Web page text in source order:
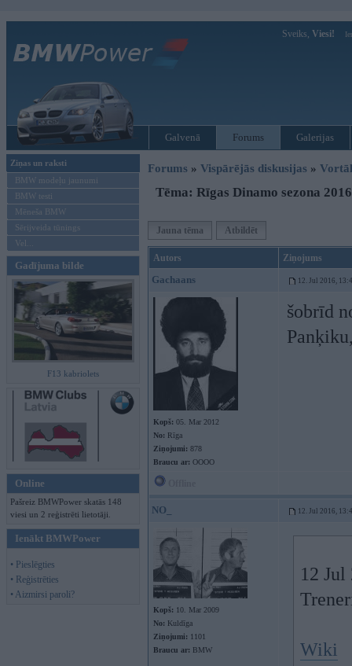
Sveiks, Viesi!
Galvenā Forums Galerijas
Ziņas un raksti
BMW modeļu jaunumi
BMW testi
Mēneša BMW
Sērijveida tūnings
Vel...
Gadījuma bilde
F13 kabriolets
Online
Pašreiz BMWPower skatās 148
viesi un 2 reģistrēti lietotāji.
Ienākt BMWPower
• Pieslēgties
• Reģistrēties
• Aizmirsi paroli?
Forums » Vispārējās diskusijas »
Tēma: Rīgas Dinamo sezona
Jauna tēma Atbildēt
Autors Ziņojums
Gachaans 12. Jul 2016,
Kopš: 05. Mar 2012
No: Rīga
Ziņojumi: 878
Braucu ar: OOOO
šobrīd
NO_ 12. Jul 2016,
Kopš: 10. Mar 2009
No: Kuldīga
Ziņojumi: 1101
Braucu ar: BMW
12
Wiki